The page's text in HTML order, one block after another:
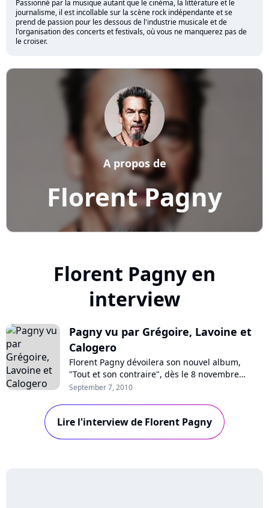
Passionné par la musique autant que le cinéma, la littérature et le
journalisme, il est incollable sur la scène rock indépendante et se
prend de passion pour les dessous de l'industrie musicale et de
l'organisation des concerts et festivals, où vous ne manquerez pas de
le croiser.
Florent Pagny
A propos de
Florent Pagny en
interview
Pagny vu par Grégoire, Lavoine et
Calogero
Florent Pagny dévoilera son nouvel album,
"Tout et son contraire", dès le 8 novembre
prochain. Un disque sur lequel collaborent
Attal, Vincent Baguian, Daran, John Mamann,
mais aussi Grégoire, Marc Lavoine, et Calogero
: visionnez les interview de ces trois derniers...
September 7, 2010
Lire l'interview de Florent Pagny